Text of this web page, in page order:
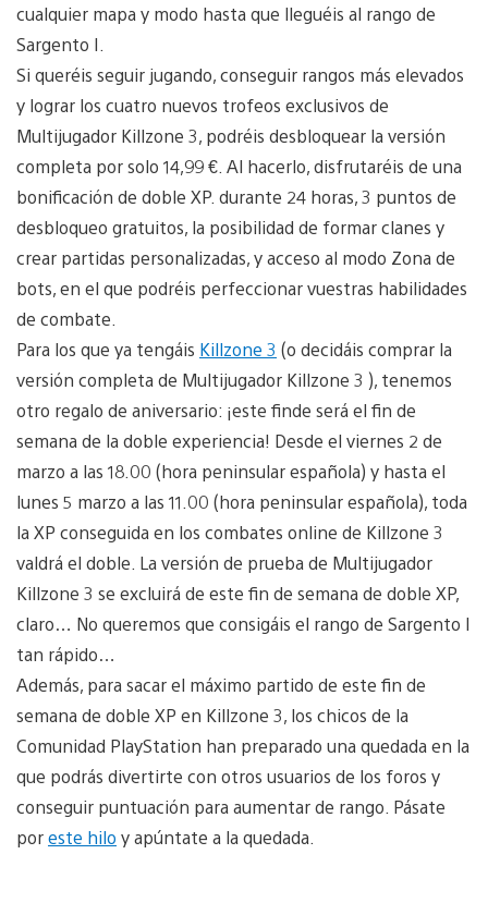
cualquier mapa y modo hasta que lleguéis al rango de
Sargento I.
Si queréis seguir jugando, conseguir rangos más elevados
y lograr los cuatro nuevos trofeos exclusivos de
Multijugador Killzone 3, podréis desbloquear la versión
completa por solo 14,99 €. Al hacerlo, disfrutaréis de una
bonificación de doble XP. durante 24 horas, 3 puntos de
desbloqueo gratuitos, la posibilidad de formar clanes y
crear partidas personalizadas, y acceso al modo Zona de
bots, en el que podréis perfeccionar vuestras habilidades
de combate.
Para los que ya tengáis Killzone 3 (o decidáis comprar la
versión completa de Multijugador Killzone 3 ), tenemos
otro regalo de aniversario: ¡este finde será el fin de
semana de la doble experiencia! Desde el viernes 2 de
marzo a las 18.00 (hora peninsular española) y hasta el
lunes 5 marzo a las 11.00 (hora peninsular española), toda
la XP conseguida en los combates online de Killzone 3
valdrá el doble. La versión de prueba de Multijugador
Killzone 3 se excluirá de este fin de semana de doble XP,
claro… No queremos que consigáis el rango de Sargento I
tan rápido…
Además, para sacar el máximo partido de este fin de
semana de doble XP en Killzone 3, los chicos de la
Comunidad PlayStation han preparado una quedada en la
que podrás divertirte con otros usuarios de los foros y
conseguir puntuación para aumentar de rango. Pásate
poreste hilo y apúntate a la quedada.